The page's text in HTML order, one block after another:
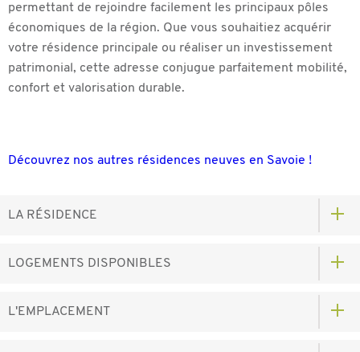
permettant de rejoindre facilement les principaux pôles
économiques de la région. Que vous souhaitiez acquérir
votre résidence principale ou réaliser un investissement
patrimonial, cette adresse conjugue parfaitement mobilité,
confort et valorisation durable.
Découvrez nos autres résidences neuves en Savoie !
LA RÉSIDENCE
LOGEMENTS DISPONIBLES
L'EMPLACEMENT